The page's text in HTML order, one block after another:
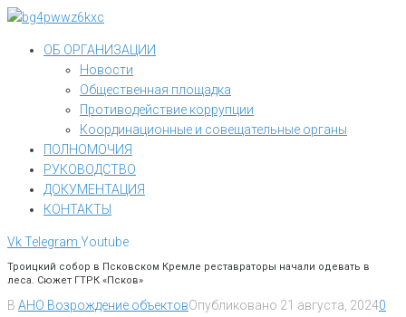
Перейти
контентуОБ ОРГАНИЗАЦИИ
Новости
Общественная площадка
Противодействие коррупции
Координационные и совещательные органы
ПОЛНОМОЧИЯ
РУКОВОДСТВО
ДОКУМЕНТАЦИЯ
КОНТАКТЫ
VkTelegram Youtube
Троицкий собор в Псковском Кремле реставраторы начали одевать в
леса. Сюжет ГТРК «Псков»
В АНО Возрождение объектовОпубликовано 21 августа, 20240